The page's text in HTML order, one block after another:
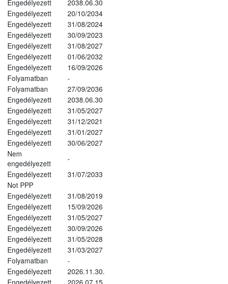
Engedélyezett
2038.06.30
Engedélyezett
20/10/2034
Engedélyezett
31/08/2024
Engedélyezett
30/09/2023
Engedélyezett
31/08/2027
Engedélyezett
01/06/2032
Engedélyezett
16/09/2026
Folyamatban
-
Folyamatban
27/09/2036
Engedélyezett
2038.06.30
Engedélyezett
31/05/2027
Engedélyezett
31/12/2021
Engedélyezett
31/01/2027
Engedélyezett
30/06/2027
Nem
engedélyezett
-
Engedélyezett
31/07/2033
Not PPP
Engedélyezett
31/08/2019
Engedélyezett
15/09/2026
Engedélyezett
31/05/2027
Engedélyezett
30/09/2026
Engedélyezett
31/05/2028
Engedélyezett
31/03/2027
Folyamatban
-
Engedélyezett
2026.11.30.
Engedélyezett
2026.07.15.